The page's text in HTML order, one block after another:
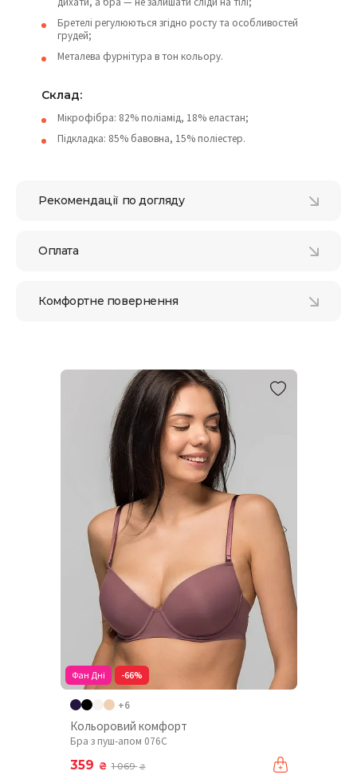
Бретелі регулюються згідно росту та особливостей
грудей;
Металева фурнітура в тон кольору.
Склад:
Мікрофібра: 82% поліамід, 18% еластан;
Підкладка: 85% бавовна, 15% поліестер.
Рекомендації по догляду
Оплата
Комфортне повернення
Фан Дні -66%
+6
Кольоровий комфорт
Бра з пуш-апом 076C
359 ₴ 1 069₴